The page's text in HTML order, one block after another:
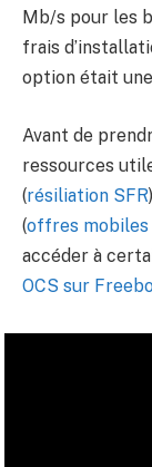
Mb/s pour les
frais
option était
Avant de
ressources
(résiliation SFR
(offres mobiles
accéder à
OCS sur